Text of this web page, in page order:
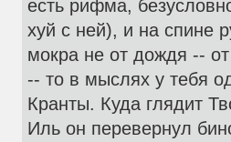
есть рифма,
хуй с ней), и на спине
мокра не от дождя --
-- то в мыслях у тебя
Кранты. Куда глядит
Иль он перевернул